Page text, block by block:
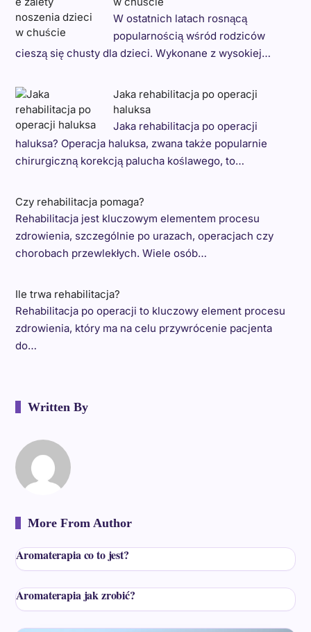
W ostatnich latach rosnącą
popularnością wśród rodziców
cieszą się chusty dla dzieci. Wykonane z wysokiej…
Jaka rehabilitacja po operacji
haluksa
Jaka rehabilitacja po operacji
haluksa? Operacja haluksa, zwana także popularnie
chirurgiczną korekcją palucha koślawego, to…
Czy rehabilitacja pomaga?
Rehabilitacja jest kluczowym elementem procesu
zdrowienia, szczególnie po urazach, operacjach czy
chorobach przewlekłych. Wiele osób…
Ile trwa rehabilitacja?
Rehabilitacja po operacji to kluczowy element procesu
zdrowienia, który ma na celu przywrócenie pacjenta
do…
Written By
More From Author
Aromaterapia co to jest?
Aromaterapia jak zrobić?